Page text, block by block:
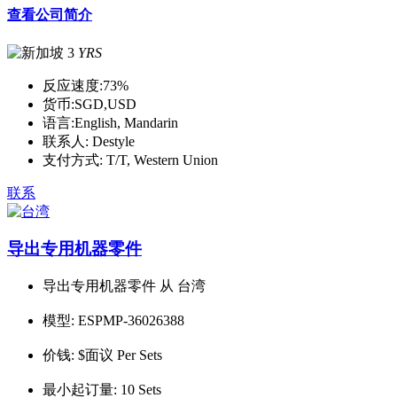
查看公司简介
3 YRS
反应速度:73%
货币:SGD,USD
语言:English, Mandarin
联系人: Destyle
支付方式: T/T, Western Union
联系
导出专用机器零件
导出专用机器零件 从 台湾
模型: ESPMP-36026388
价钱: $面议 Per Sets
最小起订量: 10 Sets